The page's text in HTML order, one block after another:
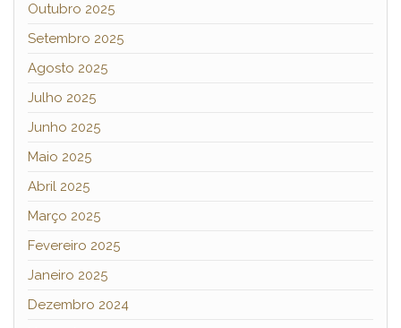
Outubro 2025
Setembro 2025
Agosto 2025
Julho 2025
Junho 2025
Maio 2025
Abril 2025
Março 2025
Fevereiro 2025
Janeiro 2025
Dezembro 2024